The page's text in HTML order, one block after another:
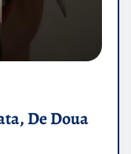
De Doua